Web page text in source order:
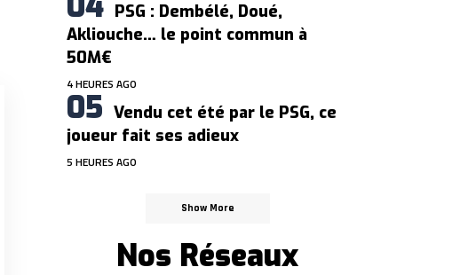
PSG : Dembélé, Doué,
Akliouche… le point commun à
50M€
4 HEURES AGO
Vendu cet été par le PSG, ce
joueur fait ses adieux
5 HEURES AGO
Show More
Nos Réseaux